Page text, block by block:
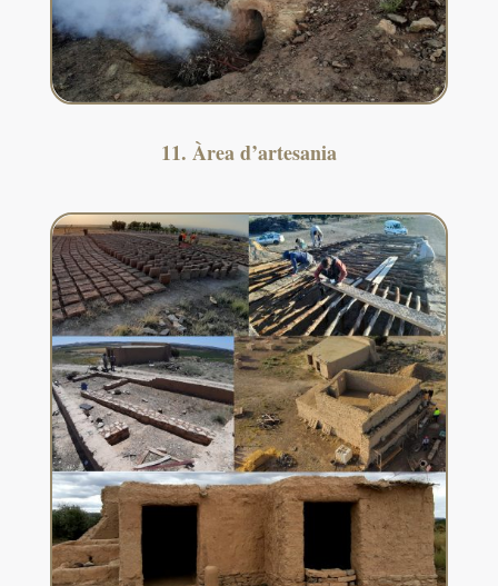
11. Àrea d’artesania